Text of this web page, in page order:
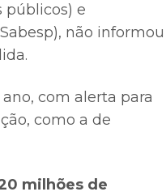
públicos) e
não informou
com alerta para
como a de
milhões de